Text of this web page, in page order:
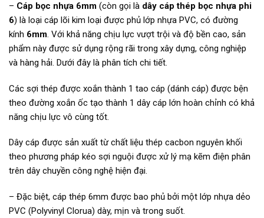
– Cáp bọc nhựa 6mm (còn gọi là dây cáp thép bọc nhựa phi
6) là loại cáp lõi kim loại được phủ lớp nhựa PVC, có đường
kính 6mm. Với khả năng chịu lực vượt trội và độ bền cao, sản
phẩm này được sử dụng rộng rãi trong xây dựng, công nghiệp
và hàng hải. Dưới đây là phân tích chi tiết.
Các sợi thép được xoắn thành 1 tao cáp (dánh cáp) được bện
theo đường xoắn ốc tạo thành 1 dây cáp lớn hoàn chỉnh có khả
năng chịu lực vô cùng tốt.
Dây cáp được sản xuất từ chất liệu thép cacbon nguyên khối
theo phương pháp kéo sợi nguội được xử lý mạ kẽm điện phân
trên dây chuyền công nghệ hiện đại.
– Đặc biệt, cáp thép 6mm được bao phủ bởi một lớp nhựa dẻo
PVC (Polyvinyl Clorua) dày, mịn và trong suốt.